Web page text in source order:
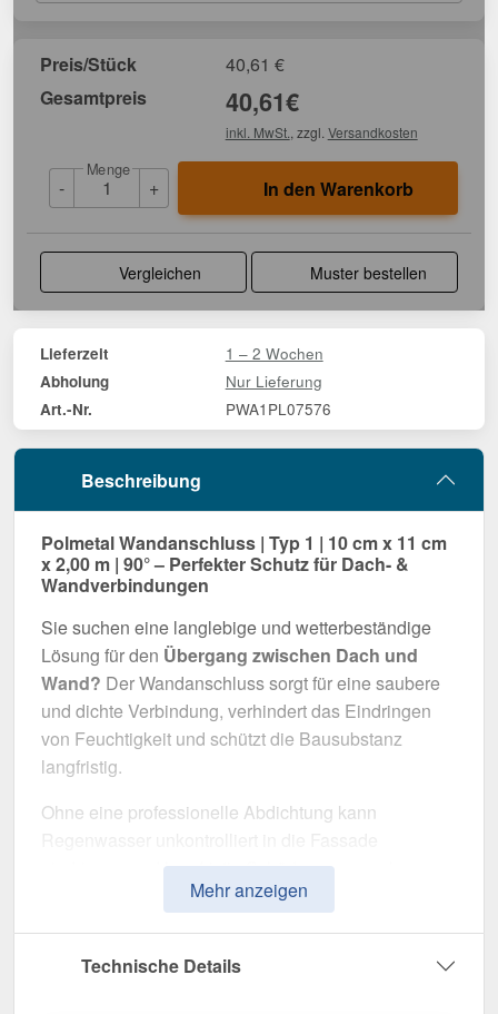
Preis/Stück 40,61 €
Gesamtpreis
40,61€
inkl. MwSt. , zzgl. Versandkosten
-
Menge
+ In den Warenkorb
Vergleichen Muster bestellen
Lieferzeit 1 – 2 Wochen
Abholung Nur Lieferung
Art.-Nr. PWA1PL07576
Beschreibung
Polmetal Wandanschluss | Typ 1 | 10 cm x 11 cm
x 2,00 m | 90° – Perfekter Schutz für Dach- &
Wandverbindungen
Sie suchen eine langlebige und wetterbeständige
Lösung für den Übergang zwischen Dach und
Wand? Der Wandanschluss sorgt für eine saubere
und dichte Verbindung, verhindert das Eindringen
von Feuchtigkeit und schützt die Bausubstanz
langfristig.
Ohne eine professionelle Abdichtung kann
eindringen und langfristig Schäden verursachen.
Dieser Wandanschluss wurde speziell entwickelt,
Montage, hohe Widerstandsfähigkeit und eine
Mehr anzeigen
Technische Details